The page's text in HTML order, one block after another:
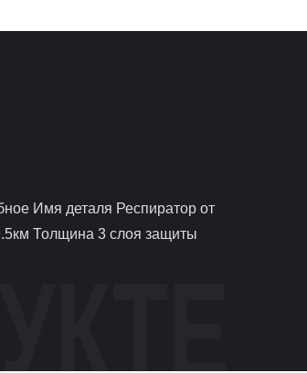
Толщина 3 слоя защиты